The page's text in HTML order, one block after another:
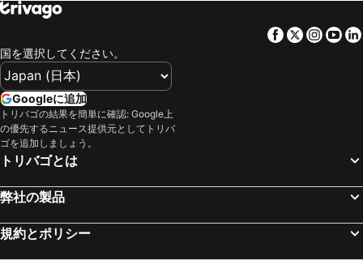
Facebook
Twitter
国を選択してください。
Googleに追加
トリバゴの結果を簡単に確認: Google上
の優先するニュース提供元としてトリバ
ゴを追加しましょう。
トリバゴとは
弊社の製品
規約とポリシー